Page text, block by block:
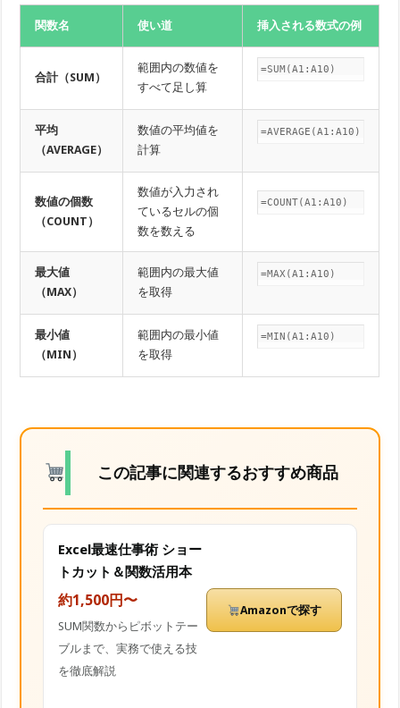
関数名 使い道 挿入される数式の例
合計（SUM）
範囲内の数値を
すべて足し算
=SUM(A1:A10)
平均
（AVERAGE）
数値の平均値を
計算
=AVERAGE(A1:A10)
数値の個数
（COUNT）
数値が入力され
ているセルの個
数を数える
=COUNT(A1:A10)
最大値
（MAX）
範囲内の最大値
を取得
=MAX(A1:A10)
最小値
（MIN）
範囲内の最小値
を取得
=MIN(A1:A10)
この記事に関連するおすすめ商品
Excel最速仕事術 ショー
トカット＆関数活用本
約1,500円〜
SUM関数からピボットテー
ブルまで、実務で使える技
を徹底解説
Amazonで探す